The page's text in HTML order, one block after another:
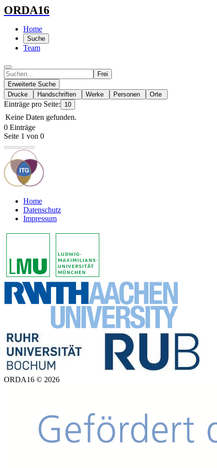
ORDA16
Home
Suche
Team
Frei
Erweiterte Suche
Drucke
Handschriften Werke Personen Orte
Einträge pro Seite: 10
Keine Daten gefunden.
0 Einträge
Seite 1 von 0
Home
Datenschutz
Impressum
ORDA16 © 2026